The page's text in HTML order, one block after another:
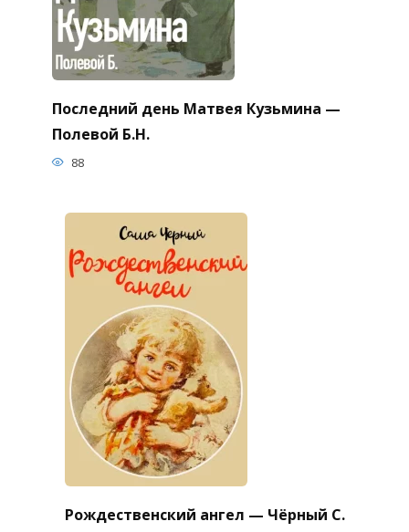
Последний день Матвея Кузьмина —
Полевой Б.Н.
88
Рождественский ангел — Чёрный С.